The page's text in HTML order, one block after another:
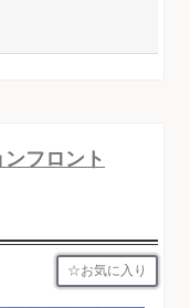
フロント
お気に入り